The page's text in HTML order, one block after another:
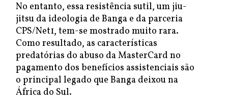
No entanto, essa resistência sutil, um jiu-
jitsu da ideologia de Banga e da parceria
CPS/Net1, tem-se mostrado muito rara.
Como resultado, as características
predatórias do abuso da MasterCard no
pagamento dos benefícios assistenciais são
o principal legado que Banga deixou na
África do Sul.